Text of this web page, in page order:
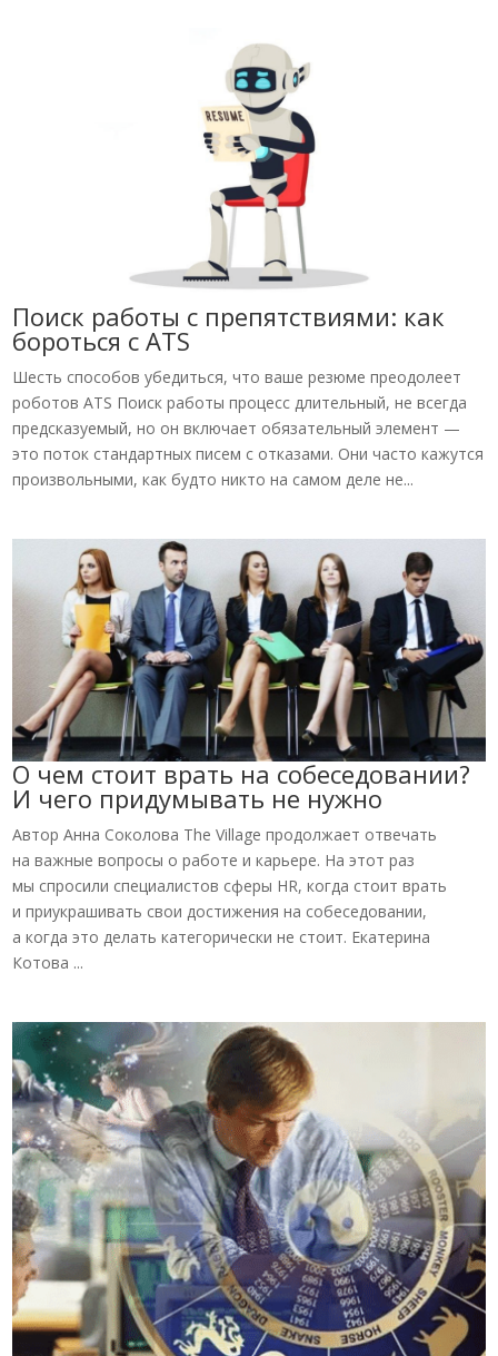
Поиск работы с препятствиями: как
бороться с ATS
Шесть способов убедиться, что ваше резюме преодолеет
роботов ATS Поиск работы процесс длительный, не всегда
предсказуемый, но он включает обязательный элемент —
это поток стандартных писем с отказами. Они часто кажутся
произвольными, как будто никто на самом деле не...
О чем стоит врать на собеседовании?
И чего придумывать не нужно
Автор Анна Соколова The Village продолжает отвечать
на важные вопросы о работе и карьере. На этот раз
мы спросили специалистов сферы HR, когда стоит врать
и приукрашивать свои достижения на собеседовании,
а когда это делать категорически не стоит. Екатерина
Котова ...